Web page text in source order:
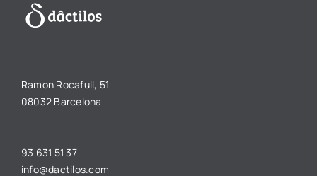
Ramon Rocafull, 51
08032 Barcelona
93 631 51 37
info@dactilos.com